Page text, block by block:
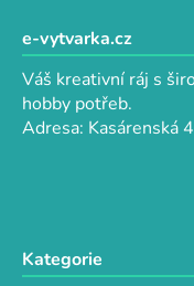
e-vytvarka.cz
Váš kreativní ráj s
hobby potřeb.
Adresa: Kasárenská
Kategorie